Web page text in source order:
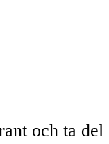
och ta del